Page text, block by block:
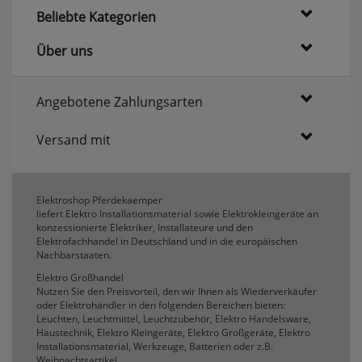
Komfortfunktionen
Persönliche Begrüßung
Dieses Cookie speichert Ihre Emailadresse, damit
Design-Cookie
ws8_pferdekaemper_01-aa_design_cookie
Speichert Informationen um bestimmte Elemente
im Design anders darstellen zu können.
Speichern des Suchbegriffes
searchvalue
Dieses Cookie speichert den einegebenen
Suchbegriff, damit Sie diesen beim Verfeinern
nicht erneut eingeben müssen.
Beliebte Kategorien
Über uns
Angebotene Zahlungsarten
Versand mit
Elektroshop Pferdekaemper
liefert Elektro Installationsmaterial sowie Elektrokleingeräte an
konzessionierte Elektriker, Installateure und den
Elektrofachhandel in Deutschland und in die europäischen
Nachbarstaaten.
Elektro Großhandel
Nutzen Sie den Preisvorteil, den wir Ihnen als Wiederverkäufer
oder Elektrohändler in den folgenden Bereichen bieten:
Leuchten, Leuchtmittel, Leuchtzubehör, Elektro Handelsware,
Haustechnik, Elektro Kleingeräte, Elektro Großgeräte, Elektro
Installationsmaterial, Werkzeuge, Batterien oder z.B.